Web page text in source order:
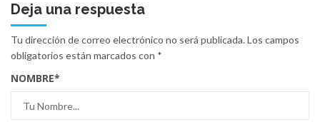
Deja una respuesta
Tu dirección de correo electrónico no será publicada.Los campos
obligatorios están marcados con *
NOMBRE*